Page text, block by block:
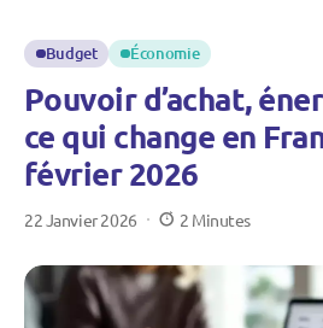
Budget Économie
Pouvoir d’achat,
ce qui change en
février 2026
22 Janvier 2026 2 Minutes